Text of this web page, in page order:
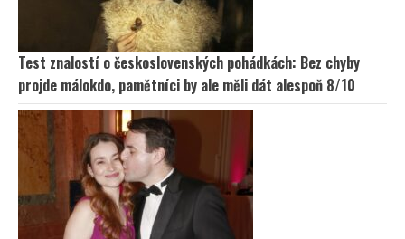
Test znalostí o československých pohádkách: Bez chyby
projde málokdo, pamětníci by ale měli dát alespoň 8/10